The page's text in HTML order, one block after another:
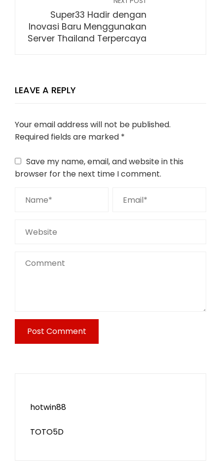
Super33 Hadir dengan
Inovasi Baru Menggunakan
Server Thailand Terpercaya
LEAVE A REPLY
Your email address will not be published.
Required fields are marked *
Save my name, email, and website in this
browser for the next time I comment.
hotwin88
TOTO5D